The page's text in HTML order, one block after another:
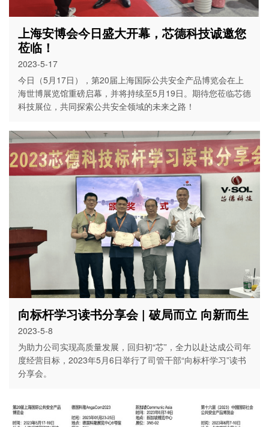
上海安博会今日盛大开幕，芯德科技诚邀您
莅临！
2023-5-17
今日（5月17日），第20届上海国际公共安全产品博览会在上
海世博展览馆重磅启幕，并将持续至5月19日。期待您莅临芯德
科技展位，共同探索公共安全领域的未来之路！
向标杆学习读书分享会 | 破局而立 向新而生
2023-5-8
为助力公司实现高质量发展，回归初“芯”，全力以赴达成公司年
度经营目标，2023年5月6日举行了司管干部“向标杆学习”读书
分享会。